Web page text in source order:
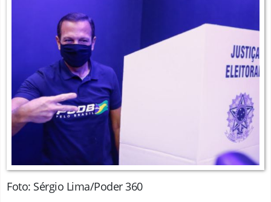
Foto: Sérgio Lima/Poder 360